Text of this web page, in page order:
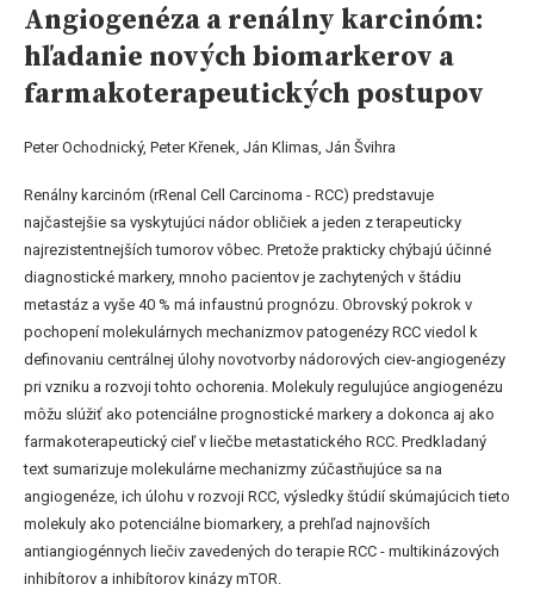
Angiogenéza a renálny karcinóm:
hľadanie nových biomarkerov a
farmakoterapeutických postupov
Peter Ochodnický, Peter Křenek, Ján Klimas, Ján Švihra
Renálny karcinóm (rRenal Cell Carcinoma - RCC) predstavuje
najčastejšie sa vyskytujúci nádor obličiek a jeden z terapeuticky
najrezistentnejších tumorov vôbec. Pretože prakticky chýbajú účinné
diagnostické markery, mnoho pacientov je zachytených v štádiu
metastáz a vyše 40 % má infaustnú prognózu. Obrovský pokrok v
pochopení molekulárnych mechanizmov patogenézy RCC viedol k
definovaniu centrálnej úlohy novotvorby nádorových ciev-angiogenézy
pri vzniku a rozvoji tohto ochorenia. Molekuly regulujúce angiogenézu
môžu slúžiť ako potenciálne prognostické markery a dokonca aj ako
farmakoterapeutický cieľ v liečbe metastatického RCC. Predkladaný
text sumarizuje molekulárne mechanizmy zúčastňujúce sa na
angiogenéze, ich úlohu v rozvoji RCC, výsledky štúdií skúmajúcich tieto
molekuly ako potenciálne biomarkery, a prehľad najnovších
antiangiogénnych liečiv zavedených do terapie RCC - multikinázových
inhibítorov a inhibítorov kinázy mTOR.